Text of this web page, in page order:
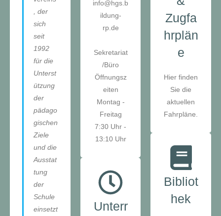
info@hgs.b
ildung-
rp.de
Sekretariat
/Büro
Öffnungsz
eiten
Montag -
Freitag
7:30 Uhr -
13:10 Uhr
Unterr
, der
sich
seit
1992
für die
Unterst
ützung
der
pädago
gischen
Ziele
und die
Ausstat
tung
der
Schule
einsetzt
Zugfa
hrplän
e
Hier finden
Sie die
aktuellen
Fahrpläne.
Bibliot
hek